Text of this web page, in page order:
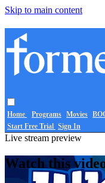
Skip to main content
Home Programs Movies
Start Free Trial Sign In
Live stream preview
Watch this